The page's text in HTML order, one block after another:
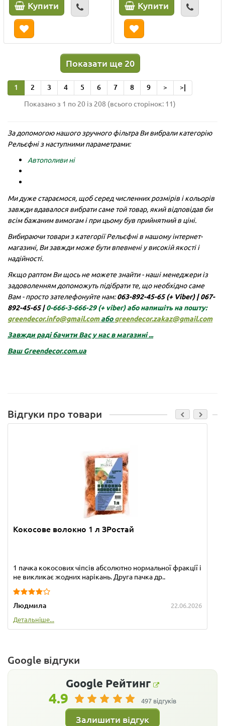
Купити Купити
Показати ще 20
1 2 3 4 5 6 7 8 9 > >|
Показано з 1 по 20 із 208 (всього сторінок: 11)
За допомогою нашого зручного фільтра Ви вибрали категорію
Рельєфні з наступними параметрами:
Автополиви ні
Ми дуже стараємося, щоб серед численних розмірів і кольорів
завжди вдавалося вибрати саме той товар, який відповідав би
всім бажаним вимогам і при цьому був прийнятний в ціні.
Вибираючи товари з категорії Рельєфні в нашому інтернет-
магазині, Ви завжди може бути впевнені у високій якості і
надійності.
Якщо раптом Ви щось не можете знайти - наші менеджери із
задоволенням допоможуть підібрати те, що необхідно саме
Вам - просто зателефонуйте нам:063-892-45-65 (+ Viber)|067-
892-45-65 |0-666-3-666-29(+ viber)або напишіть на пошту:
greendecor.info@gmail.comабоgreendecor.zakaz@gmail.com
Завжди раді бачити Вас у нас в магазині ...
ВашGreendecor.com.ua
Відгуки про товари
Кокосове волокно 1 л ЗРостай
1 пачка кокосових чіпсів абсолютно нормальної фракції і
не викликає жодних нарікань. Друга пачка др..
Людмила
22.06.2026
Детальніше...
Google відгуки
Google Рейтинг
4.9 497 відгуків
Залишити відгук